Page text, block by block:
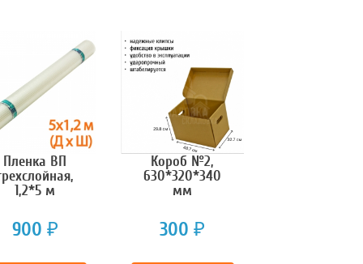
Пленка ВП
1,2*5 м
900 ₽
Короб №2,
630*320*340
мм
300 ₽